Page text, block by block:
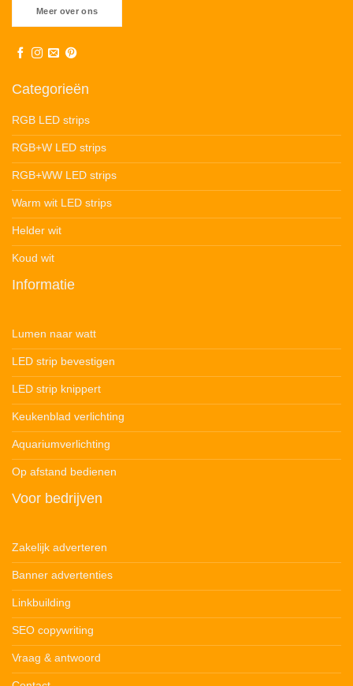
Meer over ons
Categorieën
RGB LED strips
RGB+W LED strips
RGB+WW LED strips
Warm wit LED strips
Helder wit
Koud wit
Informatie
Lumen naar watt
LED strip bevestigen
LED strip knippert
Keukenblad verlichting
Aquariumverlichting
Op afstand bedienen
Voor bedrijven
Zakelijk adverteren
Banner advertenties
Linkbuilding
SEO copywriting
Vraag & antwoord